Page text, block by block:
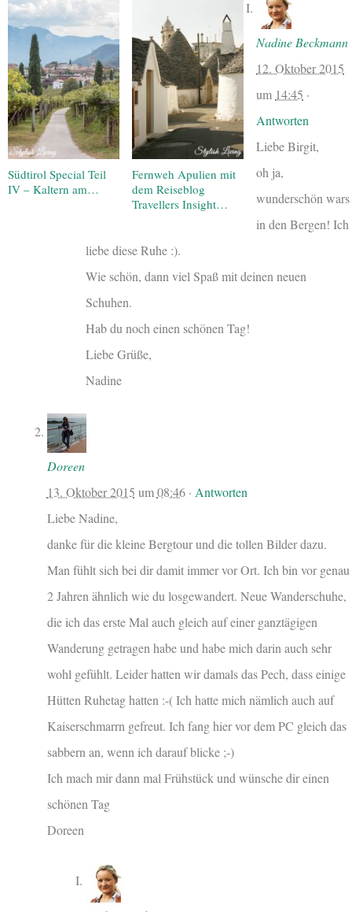
Südtirol Special Teil
IV – Kaltern am…
Fernweh Apulien mit
dem Reiseblog
Travellers Insight…
Nadine Beckmann
12. Oktober 2015
um 14:45 ·
Antworten
Liebe Birgit,
oh ja,
wunderschön wars
in den Bergen! Ich
liebe diese Ruhe :).
Wie schön, dann viel Spaß mit deinen neuen
Schuhen.
Hab du noch einen schönen Tag!
Liebe Grüße,
Nadine
Doreen
13. Oktober 2015 um08:46· Antworten
Liebe Nadine,
danke für die kleine Bergtour und die tollen Bilder dazu.
Man fühlt sich bei dir damit immer vor Ort. Ich bin vor genau
2 Jahren ähnlich wie du losgewandert. Neue Wanderschuhe,
die ich das erste Mal auch gleich auf einer ganztägigen
Wanderung getragen habe und habe mich darin auch sehr
wohl gefühlt. Leider hatten wir damals das Pech, dass einige
Hütten Ruhetag hatten :-( Ich hatte mich nämlich auch auf
Kaiserschmarrn gefreut. Ich fang hier vor dem PC gleich das
sabbern an, wenn ich darauf blicke ;-)
Ich mach mir dann mal Frühstück und wünsche dir einen
schönen Tag
Doreen